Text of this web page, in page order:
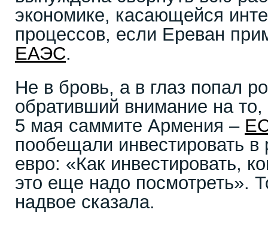
экономике, касающейся
процессов, если Ереван
ЕАЭС.
Не в бровь, а в глаз попал
обративший внимание на
5 мая саммите Армения –
пообещали инвестировать
евро: «Как инвестировать,
это еще надо посмотреть».
надвое сказала.